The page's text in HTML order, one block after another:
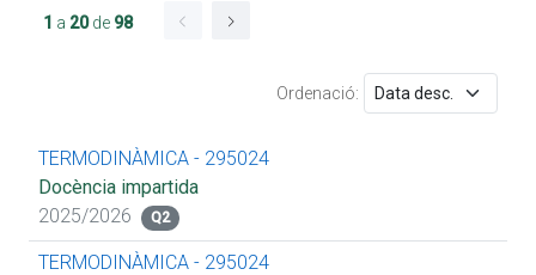
1 a 20de 98
Ordenació:
TERMODINÀMICA - 295024
Docència impartida
2025/2026
Q2
TERMODINÀMICA - 295024